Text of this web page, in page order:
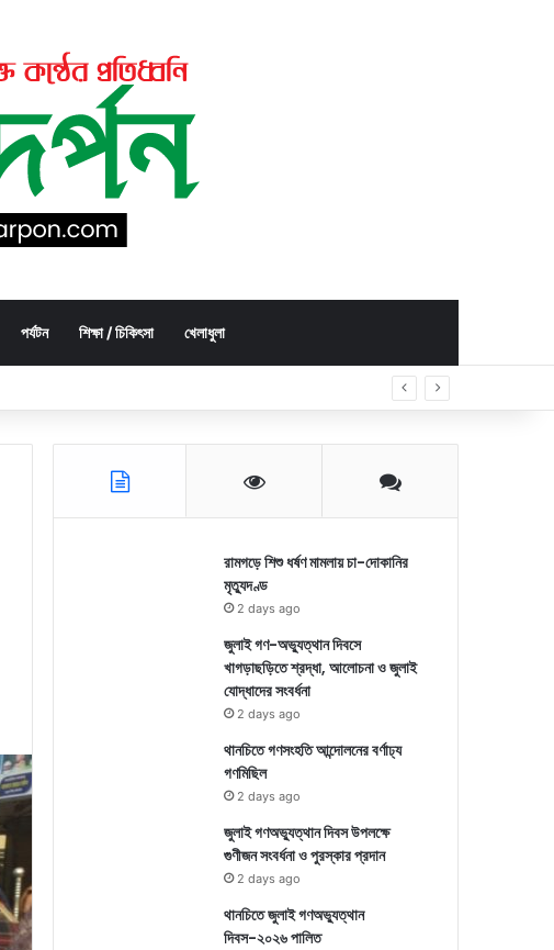
পর্যটন শিক্ষা / চিকিৎসা খেলাধুলা
রামগড়ে শিশু ধর্ষণ মামলায় চা-দোকানির
মৃত্যুদণ্ড
2 days ago
জুলাই গণ-অভ্যুত্থান দিবসে
খাগড়াছড়িতে শ্রদ্ধা, আলোচনা ও জুলাই
যোদ্ধাদের সংবর্ধনা
2 days ago
থানচিতে গণসংহতি আন্দোলনের বর্ণাঢ্য
গণমিছিল
2 days ago
জুলাই গণঅভ্যুত্থান দিবস উপলক্ষে
গুণীজন সংবর্ধনা ও পুরস্কার প্রদান
2 days ago
থানচিতে জুলাই গণঅভ্যুত্থান
দিবস-২০২৬ পালিত